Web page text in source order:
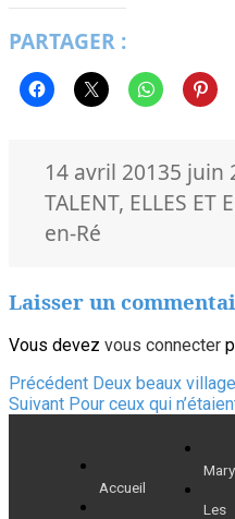
PARTAGER :
Publié
le
14 avril 20135 juin
TALENT, ELLES ET
en-Ré
Laisser un
Vous devez vous connecter
Navigation
de
l’article
Précédent Article
précédent :
Deux beaux
Suivant Article
Pour ceux qui
Accueil
Les